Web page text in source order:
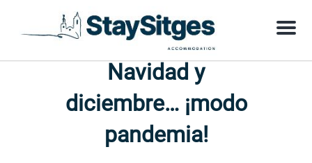
Menu
Navidad y
diciembre… ¡modo
pandemia!